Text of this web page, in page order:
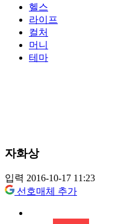
헬스
라이프
컬처
머니
테마
자화상
입력 2016-10-17 11:23
선호매체 추가